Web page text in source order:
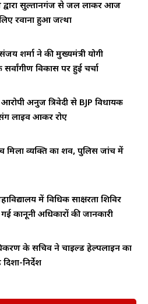
द्वारा सुल्तानगंज से जल लाकर आज
रवाना हुआ जत्था
शर्मा ने की मुख्यमंत्री योगी
विकास पर हुई चर्चा
अनुज त्रिवेदी से BJP विधायक
संग लाइव आकर रोए
मिला व्यक्ति का शव, पुलिस जांच में
में विधिक साक्षरता शिविर
कानूनी अधिकारों की जानकारी
के सचिव ने चाइल्ड हेल्पलाइन का
निर्देश